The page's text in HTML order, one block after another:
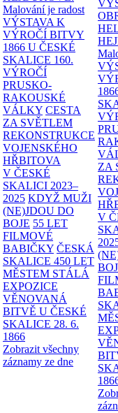
Malování je radost
VÝSTAVA K
VÝROČÍ BITVY
1866 U ČESKÉ
SKALICE 160.
VÝROČÍ
PRUSKO-
RAKOUSKÉ
VÁLKY CESTA
ZA SVĚTLEM
REKONSTRUKCE
VOJENSKÉHO
HŘBITOVA
V ČESKÉ
SKALICI 2023–
2025 KDYŽ MUŽI
(NE)JDOU DO
BOJE 55 LET
FILMOVÉ
BABIČKY ČESKÁ
SKALICE 450 LET
MĚSTEM STÁLÁ
EXPOZICE
VĚNOVANÁ
BITVĚ U ČESKÉ
SKALICE 28. 6.
1866
Zobrazit všechny
záznamy ze dne
ZA
V